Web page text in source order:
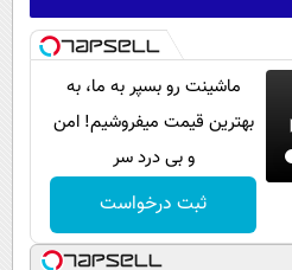
ماشینت رو بسپر به ما، به
بهترین قیمت میفروشیم! امن
و بی درد سر
ثبت درخواست